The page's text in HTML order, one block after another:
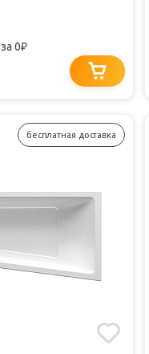
за 0₽
бесплатная доставка